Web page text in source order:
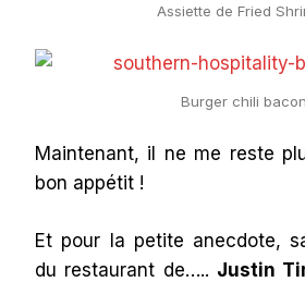
Assiette de Fried
Burger chili bacon
Maintenant, il ne me reste
bon appétit !
Et pour la petite anecdote,
du restaurant de….. Justin